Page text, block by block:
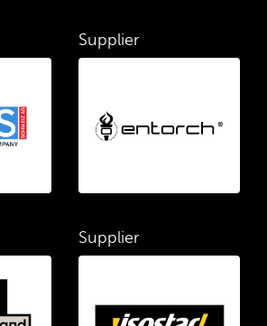
Supplier
Supplier